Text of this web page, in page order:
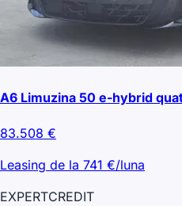
A6 Limuzina 50 e-hybrid
83.508 €
Leasing de la 741 €/luna
EXPERTCREDIT